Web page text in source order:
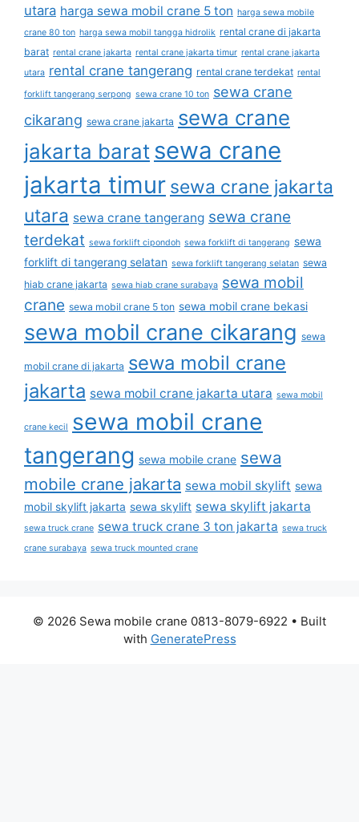
utara harga sewa mobil crane 5 ton harga sewa mobile
crane 80 ton harga sewa mobil tangga hidrolik rental crane di jakarta
barat rental crane jakarta rental crane jakarta timur rental crane jakarta
utara rental crane tangerang rental crane terdekat rental
forklift tangerang serpong sewa crane 10 ton sewa crane
cikarang sewa crane jakarta sewa crane
jakarta baratsewa crane
jakarta timur sewa crane jakarta
utara sewa crane tangerang sewa crane
terdekat sewa forklift cipondoh sewa forklift di tangerang sewa
forklift di tangerang selatan sewa forklift tangerang selatan sewa
hiab crane jakarta sewa hiab crane surabaya sewa mobil
crane sewa mobil crane 5 ton sewa mobil crane bekasi
sewa mobil crane cikarang sewa
mobil crane di jakarta sewa mobil crane
jakarta sewa mobil crane jakarta utara sewa mobil
crane kecil sewa mobil crane
tangerang sewa mobile crane sewa
mobile crane jakarta sewa mobil skylift sewa
mobil skylift jakarta sewa skylift sewa skylift jakarta
sewa truck crane sewa truck crane 3 ton jakarta sewa truck
crane surabaya sewa truck mounted crane
© 2026 Sewa mobile crane 0813-8079-6922 • Built
with GeneratePress